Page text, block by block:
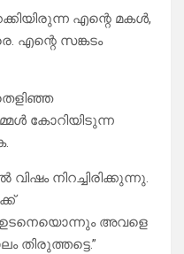
എന്റെ മകൾ,
എന്റെ സങ്കടം
കോറിയിടുന്ന
നിറച്ചിരിക്കുന്നു.
ഉടനെയൊന്നും അവളെ
തിരുത്തട്ടെ.”